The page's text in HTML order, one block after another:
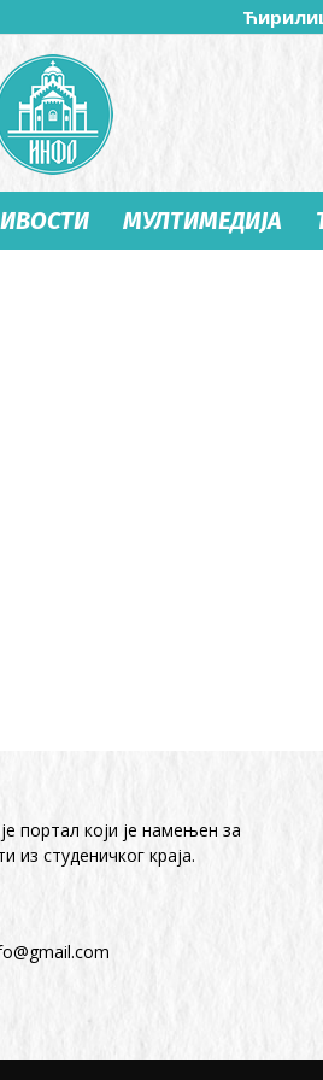
Студеница
МУЛТИМЕДИЈА
портал који је намењен за
из студеничког краја.